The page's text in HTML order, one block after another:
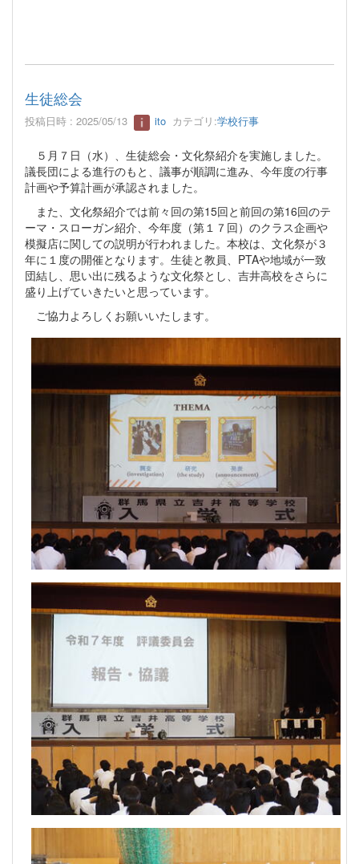
生徒総会
投稿日時 : 2025/05/13 ito カテゴリ:学校行事
５月７日（水）、生徒総会・文化祭紹介を実施しました。
議長団による進行のもと、議事が順調に進み、今年度の行事
計画や予算計画が承認されました。
また、文化祭紹介では前々回の第15回と前回の第16回のテ
ーマ・スローガン紹介、今年度（第１７回）のクラス企画や
模擬店に関しての説明が行われました。本校は、文化祭が３
年に１度の開催となります。生徒と教員、PTAや地域が一致
団結し、思い出に残るような文化祭とし、吉井高校をさらに
盛り上げていきたいと思っています。
ご協力よろしくお願いいたします。